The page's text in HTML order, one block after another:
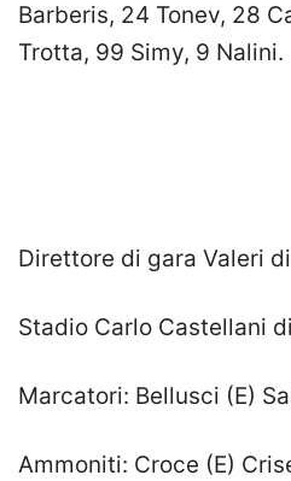
Barberis, 24 Tonev, 28
Trotta, 99 Simy, 9 Nalini.
Direttore di gara Valeri
Stadio Carlo Castellani
Marcatori: Bellusci (E)
Ammoniti: Croce (E)